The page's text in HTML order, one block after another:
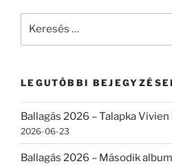
LEGUTÓBBI
Ballagás 2026 – Talapka Vivien
2026-06-23
Ballagás 2026 – Második